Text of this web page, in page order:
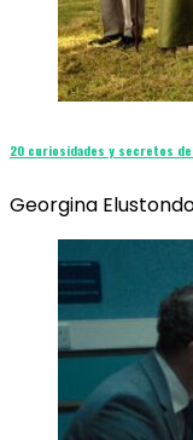
20 curiosidades y secretos
Georgina